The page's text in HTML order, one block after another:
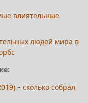
влиятельные
людей мира в
– сколько собрал